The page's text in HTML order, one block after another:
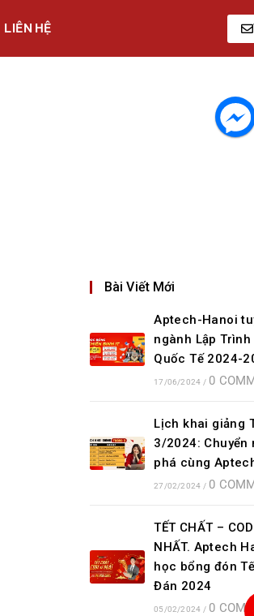
LIÊN HỆ
Bài Viết Mới
Aptech-Hanoi
ngành Lập Trình
Quốc Tế 2024-
17/06/2024 / 0
Lịch khai giảng
3/2024: Chuyển
phá cùng
27/02/2024 / 0
TẾT CHẤT –
NHẤT. Aptech
học bổng đón
Đán 2024
05/02/2024 / 0